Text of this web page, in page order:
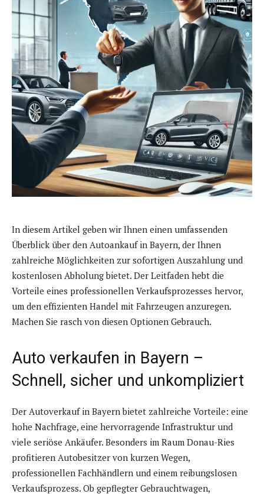
In diesem Artikel geben wir Ihnen einen umfassenden
Überblick über den Autoankauf in Bayern, der Ihnen
zahlreiche Möglichkeiten zur sofortigen Auszahlung und
kostenlosen Abholung bietet. Der Leitfaden hebt die
Vorteile eines professionellen Verkaufsprozesses hervor,
um den effizienten Handel mit Fahrzeugen anzuregen.
Machen Sie rasch von diesen Optionen Gebrauch.
Auto verkaufen in Bayern –
Schnell, sicher und unkompliziert
Der Autoverkauf in Bayern bietet zahlreiche Vorteile: eine
hohe Nachfrage, eine hervorragende Infrastruktur und
viele seriöse Ankäufer. Besonders im Raum Donau-Ries
profitieren Autobesitzer von kurzen Wegen,
professionellen Fachhändlern und einem reibungslosen
Verkaufsprozess. Ob gepflegter Gebrauchtwagen,